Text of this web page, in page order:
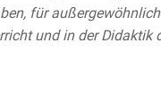
für
und in der Didaktik